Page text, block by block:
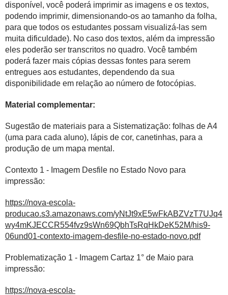
disponível, você poderá imprimir as imagens e os textos,
podendo imprimir, dimensionando-os ao tamanho da folha,
para que todos os estudantes possam visualizá-las sem
muita dificuldade). No caso dos textos, além da impressão
eles poderão ser transcritos no quadro. Você também
poderá fazer mais cópias dessas fontes para serem
entregues aos estudantes, dependendo da sua
disponibilidade em relação ao número de fotocópias.
Material complementar:
Sugestão de materiais para a Sistematização: folhas de A4
(uma para cada aluno), lápis de cor, canetinhas, para a
produção de um mapa mental.
Contexto 1 - Imagem Desfile no Estado Novo para
impressão:
https://nova-escola-
producao.s3.amazonaws.com/yNtJt9xE5wFkABZVzT7UJq4
wy4mKJECCR554fvz9sWn69QbhTsRqHkDeK52M/his9-
06und01-contexto-imagem-desfile-no-estado-novo.pdf
Problematização 1 - Imagem Cartaz 1° de Maio para
impressão:
https://nova-escola-